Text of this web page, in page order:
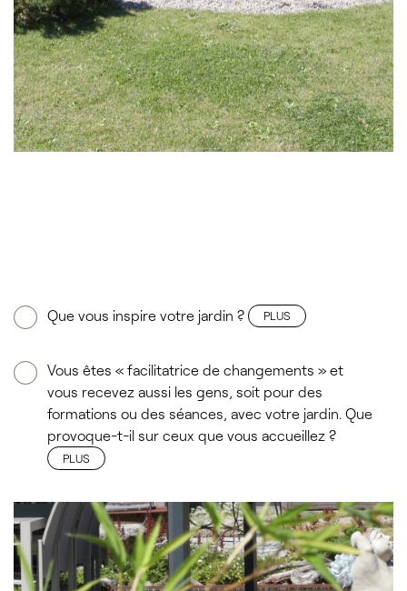
Que vous inspire votre jardin ? PLUS
Vous êtes « facilitatrice de changements » et
vous recevez aussi les gens, soit pour des
formations ou des séances, avec votre jardin. Que
provoque-t-il sur ceux que vous accueillez ?
PLUS